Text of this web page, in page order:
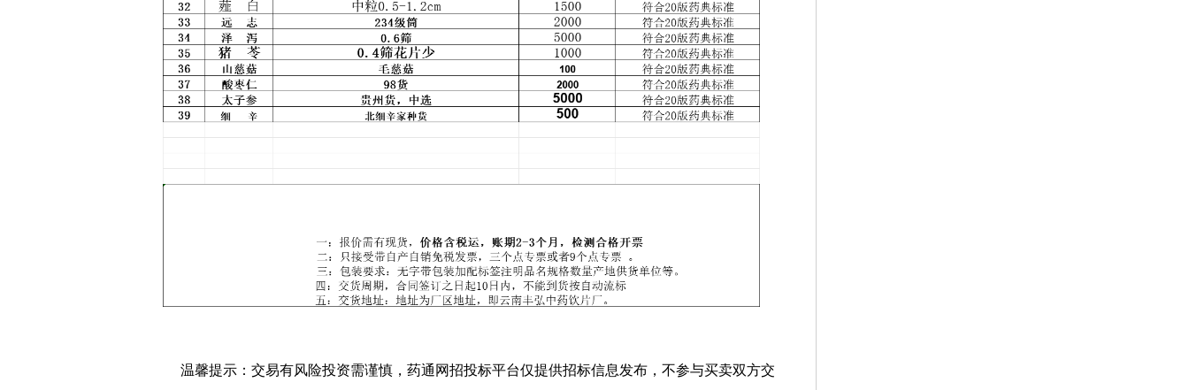
温馨提示：交易有风险投资需谨慎，药通网招投标平台仅提供招标信息发布，不参与买卖双方交